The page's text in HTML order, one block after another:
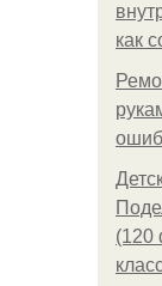
как
(120